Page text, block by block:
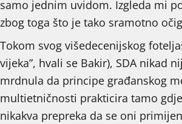
samo jednim uvidom. Izgleda mi
zbog toga što je tako sramotno
Tokom svog višedecenijskog
vijeka”, hvali se Bakir), SDA nikad
mrdnula da principe građanskog
multietničnosti prakticira tamo
nikakva prepreka da se oni